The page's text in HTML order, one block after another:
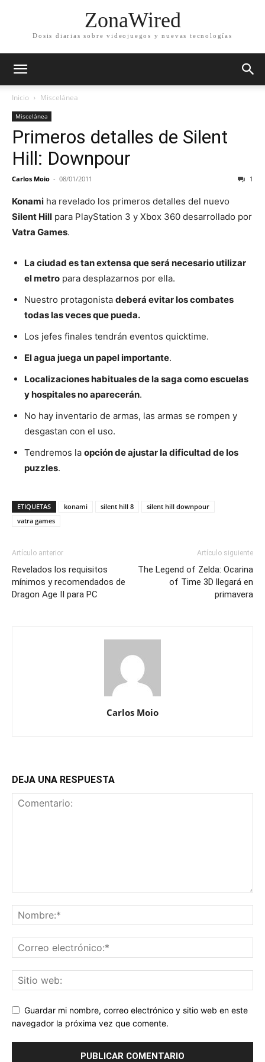
ZonaWired
Dosis diarias sobre videojuegos y nuevas tecnologías
Inicio Miscelánea
Miscelánea
Primeros detalles de Silent
Hill: Downpour
Carlos Moio - 08/01/2011 1
Konami ha revelado los primeros detalles del nuevo
Silent Hill para PlayStation 3 y Xbox 360 desarrollado por
Vatra Games.
La ciudad es tan extensa que será necesario utilizar
el metro para desplazarnos por ella.
Nuestro protagonista deberá evitar los combates
todas las veces que pueda.
Los jefes finales tendrán eventos quicktime.
El agua juega un papel importante.
Localizaciones habituales de la saga como escuelas
y hospitales no aparecerán.
No hay inventario de armas, las armas se rompen y
desgastan con el uso.
Tendremos la opción de ajustar la dificultad de los
puzzles.
ETIQUETAS konami silent hill 8
silent hill downpour
vatra games
Artículo anterior
Revelados los requisitos
mínimos y recomendados de
Dragon Age II para PC
Artículo siguiente
The Legend of Zelda: Ocarina
of Time 3D llegará en
primavera
Carlos Moio
DEJA UNA RESPUESTA
Guardar mi nombre, correo electrónico y sitio web en este
navegador la próxima vez que comente.